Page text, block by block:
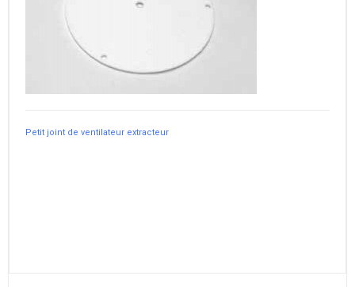
Petit joint de ventilateur extracteur